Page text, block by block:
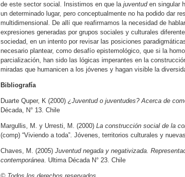
de este sector social. Insistimos en que la juventuden singular
un determinado lugar, pero conceptualmente no ha podido dar
multidimensional. De allí que reafirmamos la necesidad de
expresiones generadas por grupos sociales y culturales
sociedad, en un intento por revisar las posiciones
necesario plantear, como desafío epistemológico, que si la
parcialización, han sido las lógicas imperantes en la
miradas que humanicen a los jóvenes y hagan visible la
Bibliografía
Duarte Quper, K (2000) ¿Juventud o juventudes? Acerca de
Década, N° 13. Chile
Margullis, M. y Urresti, M. (2000) La construcción social de la
(comp) “Viviendo a toda”. Jóvenes, territorios culturales y
Chaves, M. (2005) Juventud negada y negativizada.
contemporánea. Ultima Década N° 23. Chile